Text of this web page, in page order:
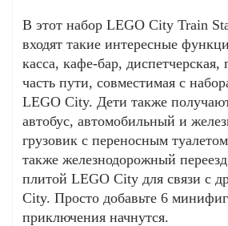
В этот набор LEGO City Train
входят такие интересные
касса, кафе-бар, диспетчерская,
часть пути, совместимая с
LEGO City. Дети также
автобус, автомобильный и
грузовик с переносным
также железнодорожный
плитой LEGO City для связи с
City. Просто добавьте 6
приключения начнутся.